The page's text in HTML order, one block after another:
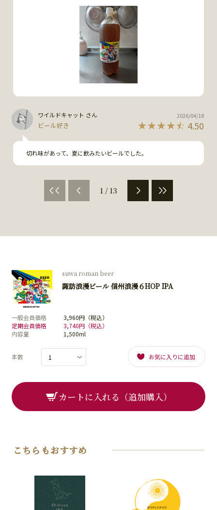
逆にIPA好きの方には少し物足りないかも•••。
毎日のご褒美にちょうど良いビールでした。
ワイルドキャット さん
ビール好き 4.50
2026/04/18
切れ味があって、夏に飲みたいビールでした。
1 / 13
suwa roman beer
諏訪浪漫ビール 信州浪漫６HOP IPA
一般会員価格
3,960円（税込）
定期会員価格
3,740円（税込）
内容量
1,500ml
本数 お気に入りに追加
カートに入れる（追加購入）
こちらもおすすめ